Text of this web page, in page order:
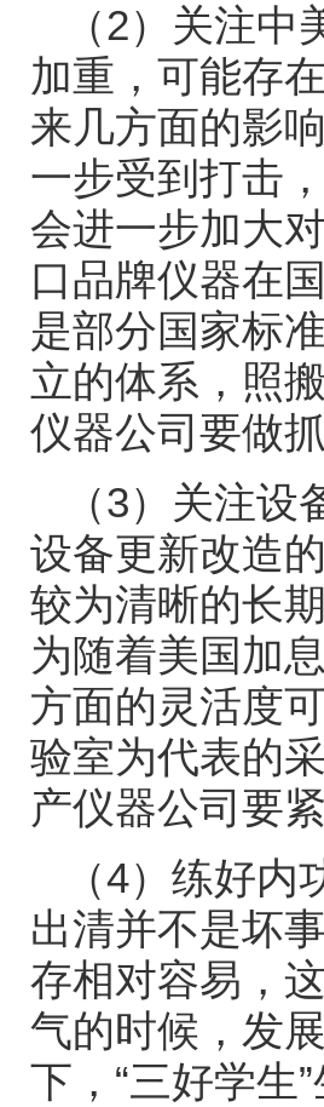
（2）关注中
加重，可能存
来几方面的影
一步受到打击
会进一步加大
口品牌仪器在
是部分国家标
立的体系，照
仪器公司要做
（3）关注设
设备更新改造
较为清晰的长
为随着美国加
方面的灵活度
验室为代表的
产仪器公司要
（4）练好内
出清并不是坏
存相对容易，
气的时候，发
下， “三好学生”